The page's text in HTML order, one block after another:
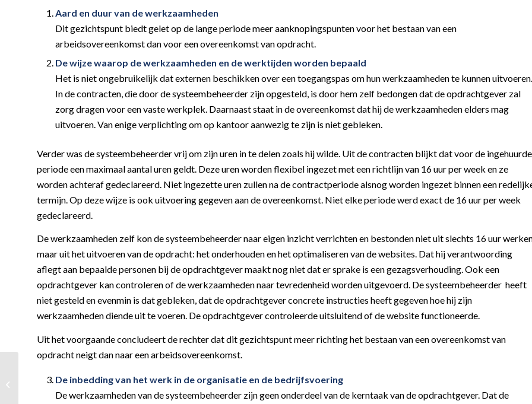
Aard en duur van de werkzaamheden
Dit gezichtspunt biedt gelet op de lange periode meer aanknopingspunten voor het bestaan van een
arbeidsovereenkomst dan voor een overeenkomst van opdracht.
De wijze waarop de werkzaamheden en de werktijden worden bepaald
Het is niet ongebruikelijk dat externen beschikken over een toegangspas om hun werkzaamheden te kunnen uitvoeren.
In de contracten, die door de systeembeheerder zijn opgesteld, is door hem zelf bedongen dat de opdrachtgever zal
zorg dragen voor een vaste werkplek. Daarnaast staat in de overeenkomst dat hij de werkzaamheden elders mag
uitvoeren. Van enige verplichting om op kantoor aanwezig te zijn is niet gebleken.
Verder was de systeembeheerder vrij om zijn uren in te delen zoals hij wilde. Uit de contracten blijkt dat voor de ingehuurde
periode een maximaal aantal uren geldt. Deze uren worden flexibel ingezet met een richtlijn van 16 uur per week en ze
worden achteraf gedeclareerd. Niet ingezette uren zullen na de contractperiode alsnog worden ingezet binnen een
termijn. Op deze wijze is ook uitvoering gegeven aan de overeenkomst. Niet elke periode werd exact de 16 uur per week
gedeclareerd.
De werkzaamheden zelf kon de systeembeheerder naar eigen inzicht verrichten en bestonden niet uit slechts 16 uur
maar uit het uitvoeren van de opdracht: het onderhouden en het optimaliseren van de websites. Dat hij verantwoording
aflegt aan bepaalde personen bij de opdrachtgever maakt nog niet dat er sprake is een gezagsverhouding. Ook een
opdrachtgever kan controleren of de werkzaamheden naar tevredenheid worden uitgevoerd. De systeembeheerder heeft
niet gesteld en evenmin is dat gebleken, dat de opdrachtgever concrete instructies heeft gegeven hoe hij zijn
werkzaamheden diende uit te voeren. De opdrachtgever controleerde uitsluitend of de website functioneerde.
Uit het voorgaande concludeert de rechter dat dit gezichtspunt meer richting het bestaan van een overeenkomst van
opdracht neigt dan naar een arbeidsovereenkomst.
De inbedding van het werk in de organisatie en de bedrijfsvoering
De werkzaamheden van de systeembeheerder zijn geen onderdeel van de kerntaak van de opdrachtgever. Dat de
bestelling auto